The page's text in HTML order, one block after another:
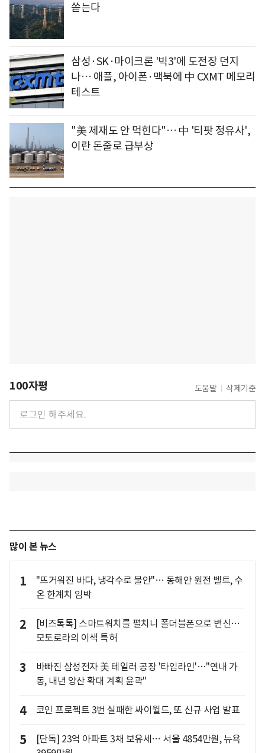
쏟는다
삼성·SK·마이크론 '빅3'에 도전장 던지
나… 애플, 아이폰·맥북에 中 CXMT 메모리
테스트
"美 제재도 안 먹힌다"… 中 '티팟 정유사',
이란 돈줄로 급부상
100자평 도움말 삭제기준
많이 본 뉴스
1
"뜨거워진 바다, 냉각수로 불안"… 동해안 원전 벨트, 수
온 한계치 임박
2
[비즈톡톡] 스마트워치를 펼치니 폴더블폰으로 변신…
모토로라의 이색 특허
3
바빠진 삼성전자 美 테일러 공장 '타임라인'…"연내 가
동, 내년 양산 확대 계획 윤곽"
4 코인 프로젝트 3번 실패한 싸이월드, 또 신규 사업 발표
5
[단독] 23억 아파트 3채 보유세… 서울 4854만원, 뉴욕